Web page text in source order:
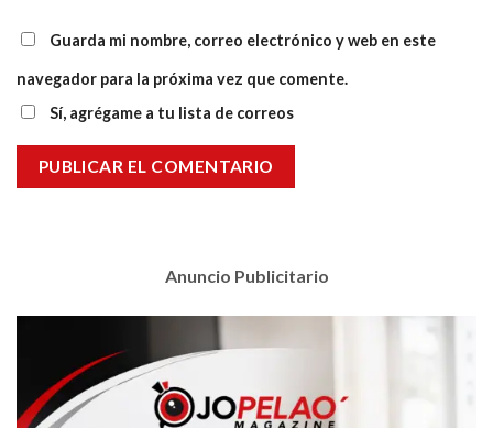
Guarda mi nombre, correo electrónico y web en este
navegador para la próxima vez que comente.
Sí, agrégame a tu lista de correos
Anuncio Publicitario